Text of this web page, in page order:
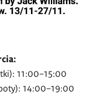
11:00–15:00
14:00–19:00